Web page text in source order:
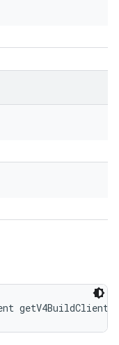
getV4BuildClient